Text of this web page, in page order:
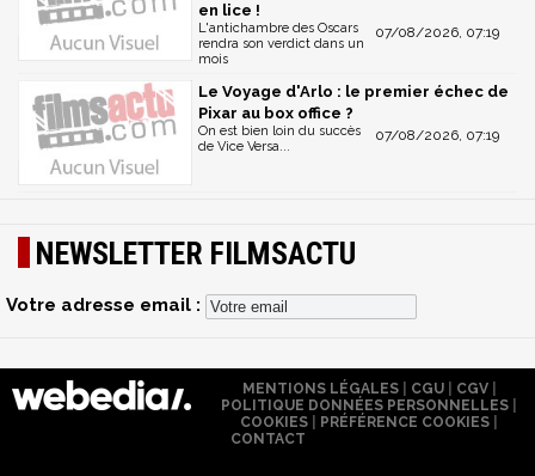
en lice !
07/08/2026, 07:19
L'antichambre des Oscars
rendra son verdict dans un
mois
Le Voyage d'Arlo : le premier échec de
Pixar au box office ?
07/08/2026, 07:19
On est bien loin du succès
de Vice Versa...
NEWSLETTER FILMSACTU
Votre adresse email :
MENTIONS LÉGALES| CGU| CGV|
POLITIQUE DONNÉES PERSONNELLES
COOKIES
PRÉFÉRENCE COOKIES
CONTACT